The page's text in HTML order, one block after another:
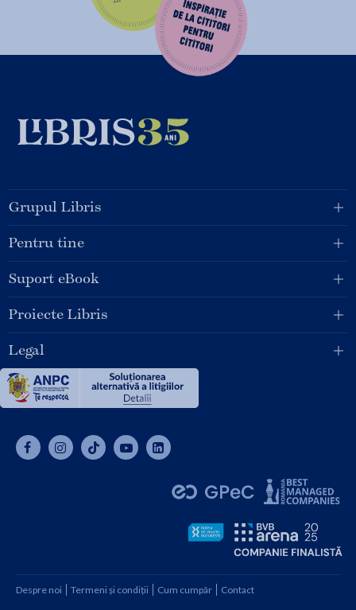
Grupul Libris
Pentru tine
Suport eBook
Proiecte Libris
Legal
Despre noi Termeni și condiții Cum cumpăr Contact